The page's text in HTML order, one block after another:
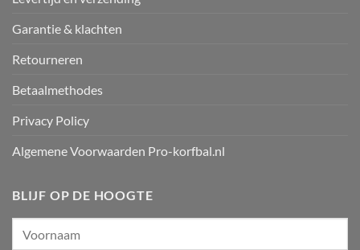
Garantie & klachten
Retourneren
Betaalmethodes
Privacy Policy
Algemene Voorwaarden Pro-korfbal.nl
BLIJF OP DE HOOGTE